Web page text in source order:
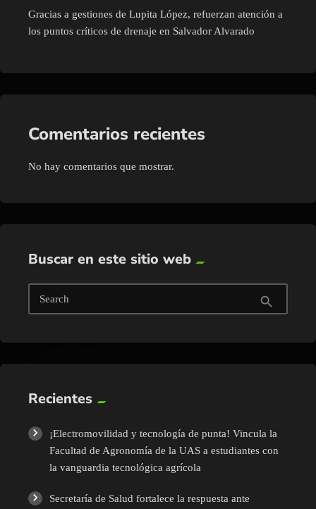
Gracias a gestiones de Lupita López, refuerzan atención a
los puntos críticos de drenaje en Salvador Alvarado
Comentarios recientes
No hay comentarios que mostrar.
Buscar en este sitio web
Search search
Recientes
¡Electromovilidad y tecnología de punta! Vincula la
Facultad de Agronomía de la UAS a estudiantes con
la vanguardia tecnológica agrícola
Secretaría de Salud fortalece la respuesta ante